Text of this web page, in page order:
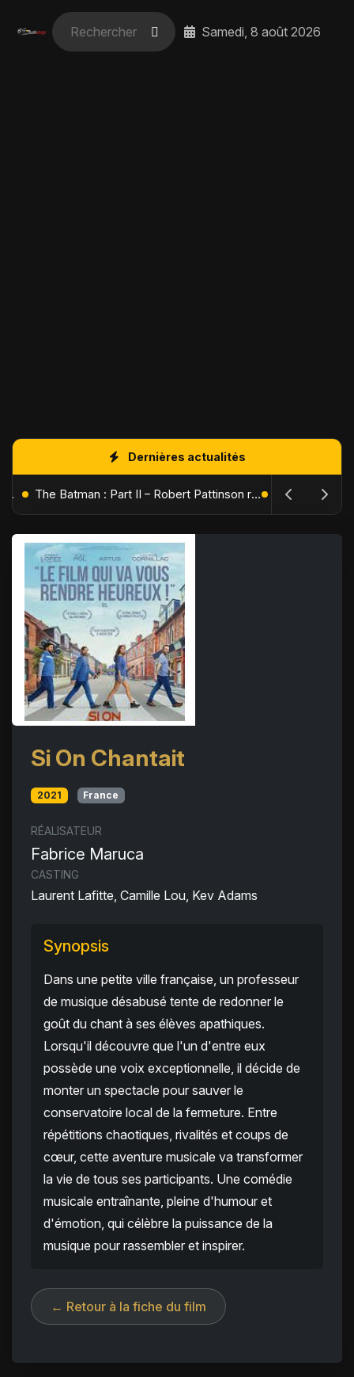
Samedi, 8 août 2026
Dernières actualités
L'Âge de Glace : Le Réveil du Volcan – Manny, Sid et Diego de retour pour une aventure explosive The Batman : Part II – Robert Pattinson replonge dans les ténèbres de Gotham dès octobre 2027
Si On Chantait
2021 France
RÉALISATEUR
Fabrice Maruca
CASTING
Laurent Lafitte, Camille Lou, Kev Adams
Synopsis
Dans une petite ville française, un professeur
de musique désabusé tente de redonner le
goût du chant à ses élèves apathiques.
Lorsqu'il découvre que l'un d'entre eux
possède une voix exceptionnelle, il décide de
monter un spectacle pour sauver le
conservatoire local de la fermeture. Entre
répétitions chaotiques, rivalités et coups de
cœur, cette aventure musicale va transformer
la vie de tous ses participants. Une comédie
musicale entraînante, pleine d'humour et
d'émotion, qui célèbre la puissance de la
musique pour rassembler et inspirer.
← Retour à la fiche du film